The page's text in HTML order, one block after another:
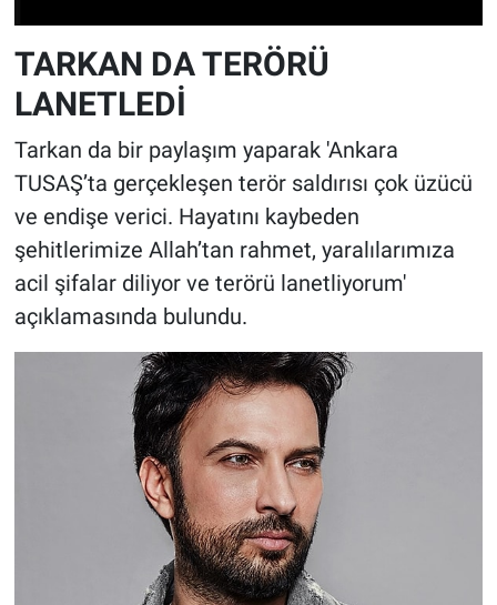
TARKAN DA TERÖRÜ
LANETLEDİ
Tarkan da bir paylaşım yaparak 'Ankara
TUSAŞ’ta gerçekleşen terör saldırısı çok üzücü
ve endişe verici. Hayatını kaybeden
şehitlerimize Allah’tan rahmet, yaralılarımıza
acil şifalar diliyor ve terörü lanetliyorum'
açıklamasında bulundu.